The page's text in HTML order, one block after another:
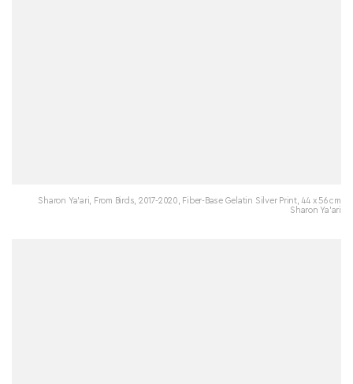
Sharon Ya'ari, From Birds, 2017-2020, Fiber-Base Gelatin Silver Print, 44 x 56 cm
Sharon Ya'ari